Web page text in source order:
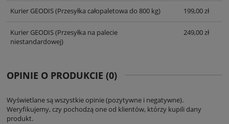
Kurier GEODIS(Przesyłka całopaletowa do 800 kg) 199,00 zł
Kurier GEODIS(Przesyłka na palecie
niestandardowej)
249,00 zł
OPINIE O PRODUKCIE (0)
Wyświetlane są wszystkie opinie (pozytywne i negatywne).
Weryfikujemy, czy pochodzą one od klientów, którzy kupili dany
produkt.